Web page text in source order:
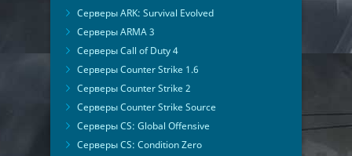
Серверы ARK: Survival Evolved
Серверы ARMA 3
Серверы Call of Duty 4
Серверы Counter Strike 1.6
Серверы Counter Strike 2
Серверы Counter Strike Source
Серверы CS: Global Offensive
Серверы CS: Condition Zero